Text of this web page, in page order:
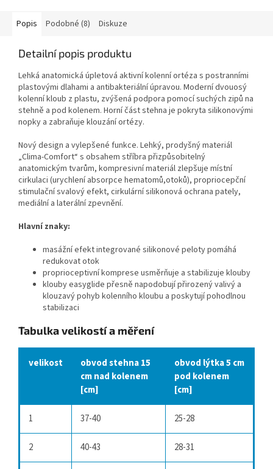
Popis Podobné (8) Diskuze
Detailní popis produktu
Lehká anatomická úpletová aktivní kolenní ortéza s postranními
plastovými dlahami a antibakteriální úpravou. Moderní dvouosý
kolenní kloub z plastu, zvýšená podpora pomocí suchých zipů na
stehně a pod kolenem. Horní část stehna je pokryta silikonovými
nopky a zabraňuje klouzání ortézy.
Nový design a vylepšené funkce. Lehký, prodyšný materiál
„Clima-Comfort“ s obsahem stříbra přizpůsobitelný
anatomickým tvarům, kompresivní materiál zlepšuje místní
cirkulaci (urychlení absorpce hematomů,otoků), propriocepční
stimulační svalový efekt, cirkulární silikonová ochrana pately,
mediální a laterální zpevnění.
Hlavní znaky:
masážní efekt integrované silikonové peloty pomáhá
redukovat otok
proprioceptivní komprese usměrňuje a stabilizuje klouby
klouby easyglide přesně napodobují přirozený valivý a
klouzavý pohyb kolenního kloubu a poskytují pohodlnou
stabilizaci
Tabulka velikostí a měření
velikost
obvod stehna 15
cm nad kolenem
[cm]
obvod lýtka 5 cm
pod kolenem
[cm]
1 37-40 25-28
2 40-43 28-31